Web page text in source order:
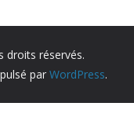
droits réservés.
par WordPress.